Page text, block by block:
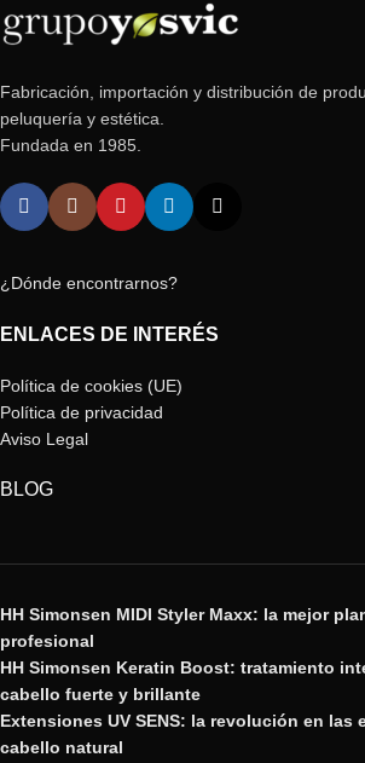
Fabricación, importación y distribución de
peluquería y estética.
Fundada en 1985.
¿Dónde encontrarnos?
ENLACES DE INTERÉS
Política de cookies (UE)
Política de privacidad
Aviso Legal
BLOG
HH Simonsen MIDI Styler Maxx: la mejor
profesional
HH Simonsen Keratin Boost: tratamiento
cabello fuerte y brillante
Extensiones UV SENS: la revolución en las
cabello natural